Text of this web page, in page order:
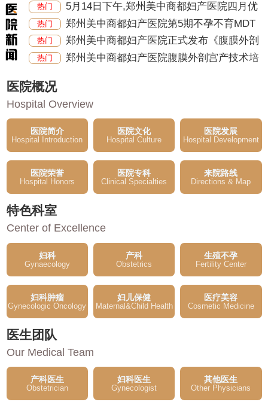
热门
5月14日下午,郑州美中商都妇产医院四月优
质
热门
郑州美中商都妇产医院第5期不孕不育MDT
多学
热门 郑州美中商都妇产医院正式发布《腹膜外剖
热门 郑州美中商都妇产医院腹膜外剖宫产技术培
医院概况
Hospital Overview
医院简介
Hospital Introduction
医院文化
Hospital Culture
医院发展
Hospital Development
医院荣誉
Hospital Honors
医院专科
Clinical Specialties
来院路线
Directions & Map
特色科室
Center of Excellence
妇科
Gynaecology
产科
Obstetrics
生殖不孕
Fertility Center
妇科肿瘤
Gynecologic Oncology
妇儿保健
Maternal&Child Health
医疗美容
Cosmetic Medicine
医生团队
Our Medical Team
产科医生
Obstetrician
妇科医生
Gynecologist
其他医生
Other Physicians